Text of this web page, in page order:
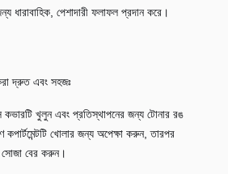
ধারাবাহিক, পেশাদারী ফলাফল প্রদান করে।
দ্রুত এবং সহজঃ
কভারটি খুলুন এবং প্রতিস্থাপনের জন্য টোনার রঙ
খোলার জন্য অপেক্ষা করুন, তারপর
সোজা বের করুন।